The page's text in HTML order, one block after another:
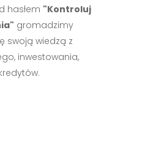
hasłem "Kontroluj
gromadzimy
swoją wiedzą z
inwestowania,